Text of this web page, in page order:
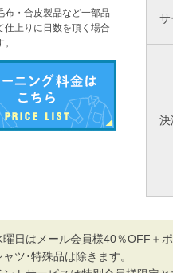
・合皮製品など一部品
仕上りに日数を頂く場合
サ
決
曜日はメール会員様40％OFF＋
ツ･特殊品は除きます。